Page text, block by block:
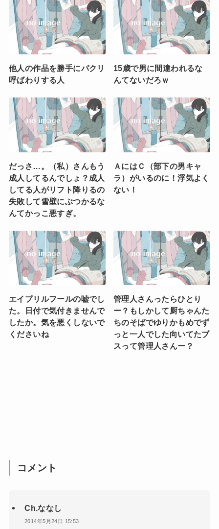
他人の作品を勝手にパクリ
呼ばわりする人
15歳で男に間違われるな
んてないだろｗ
だっさ…。（私）さんもう
成人してるんでしょ？成人
してる人がリフト降りるの
失敗して雪壁にぶつかるな
んてかっこ悪すぎ。
ＡにはＣ（部下の男キャ
ラ）がいるのに！浮気よく
ない！
エイプリルフールの嘘でし
た。日付で気付きませんで
したか。気を悪くしないで
くださいね
管理人さんったらひとり
ー？もしかして厨ちゃんた
ちのそばでゆりかもめでず
っと一人でした向いてたブ
スって管理人さんー？
コメント
Ch.ななし
2014年5月24日 15:53